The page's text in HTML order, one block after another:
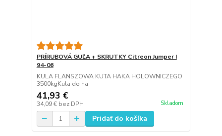
PRÍRUBOVÁ GUĽA + SKRUTKY Citreon Jumper I
94-06
KULA FLANSZOWA KUTA HAKA HOLOWNICZEGO
3500kgKula do ha
41,93 €
34,09 € bez DPH Skladom
Pridať do košíka